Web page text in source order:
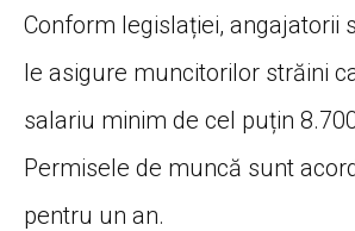
Conform legislației, angajatorii
le asigure muncitorilor străini
salariu minim de cel puțin
Permisele de muncă sunt
pentru un an.